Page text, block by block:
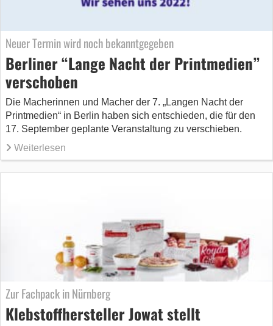
Neuer Termin wird noch bekanntgegeben
Berliner “Lange Nacht der Printmedien”
verschoben
Die Macherinnen und Macher der 7. „Langen Nacht der
Printmedien“ in Berlin haben sich entschieden, die für den
17. September geplante Veranstaltung zu verschieben.
Weiterlesen
Zur Fachpack in Nürnberg
Klebstoffhersteller Jowat stellt